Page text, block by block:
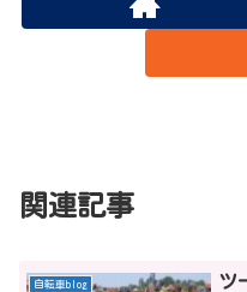
関連記事
自転車blog
ツ